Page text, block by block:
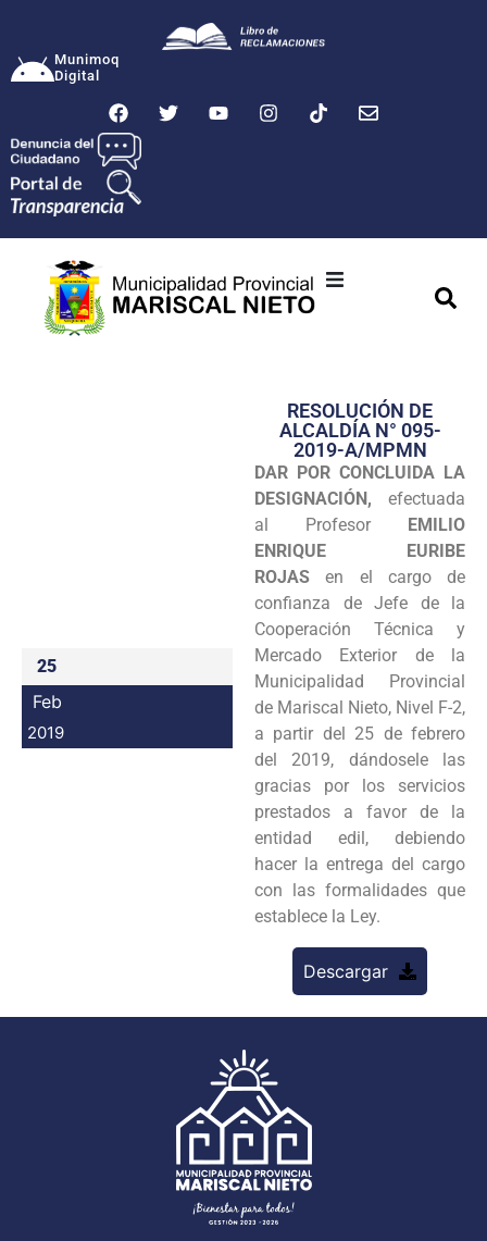
Munimoq
Digital
Transparencia
Seguridad
Programas
25
Feb
2019
RESOLUCIÓN DE
ALCALDÍA N° 095-
2019-A/MPMN
DAR POR CONCLUIDA LA
DESIGNACIÓN, efectuada
al Profesor EMILIO
ENRIQUE EURIBE
ROJAS en el cargo de
confianza de Jefe de la
Cooperación Técnica y
Mercado Exterior de la
Municipalidad Provincial
de Mariscal Nieto, Nivel F-2,
a partir del 25 de febrero
del 2019, dándosele las
gracias por los servicios
prestados a favor de la
entidad edil, debiendo
hacer la entrega del cargo
con las formalidades que
establece la Ley.
Descargar